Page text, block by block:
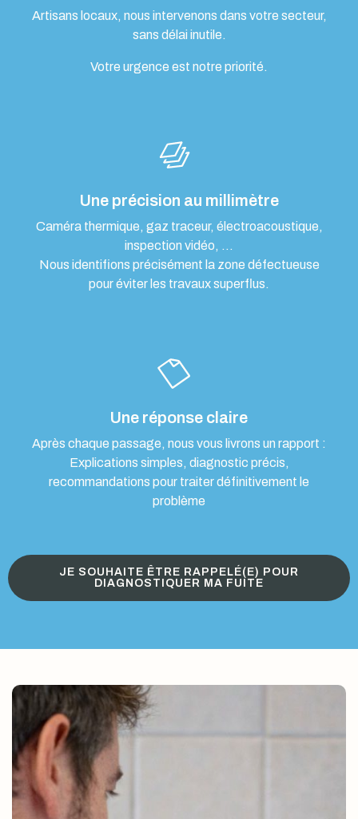
Artisans locaux, nous intervenons dans votre secteur,
sans délai inutile.
Votre urgence est notre priorité.
Une précision au millimètre
Caméra thermique, gaz traceur, électroacoustique,
inspection vidéo, …
Nous identifions précisément la zone défectueuse
pour éviter les travaux superflus.
Une réponse claire
Après chaque passage, nous vous livrons un rapport :
Explications simples, diagnostic précis,
recommandations pour traiter définitivement le
problème
JE SOUHAITE ÊTRE RAPPELÉ(E) POUR
DIAGNOSTIQUER MA FUITE